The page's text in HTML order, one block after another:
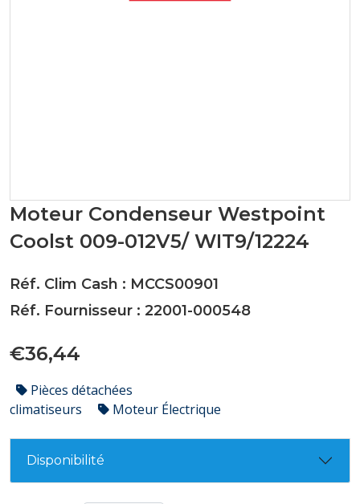
Moteur Condenseur Westpoint
Coolst 009-012V5/ WIT9/12224
Réf. Clim Cash : MCCS00901
Réf. Fournisseur : 22001-000548
€36,44
Pièces détachées
climatiseurs
Moteur Électrique
Disponibilité